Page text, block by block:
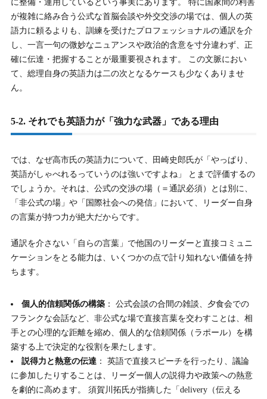
に整備・運用しているという事実にあります。 特に国家間の利害
が複雑に絡み合う公式な首脳会談や外交交渉の場では、個人の英
語力に頼るよりも、訓練を受けたプロフェッショナルの通訳を介
し、一言一句の微妙なニュアンスや政治的含意を寸分違わず、正
確に伝達・把握することが最重要視されます。 この文脈におい
て、総理自身の英語力は二の次となるケースも少なくありませ
ん。
5-2. それでも英語力が「強力な武器」である理由
では、なぜ高市氏の英語力について、田崎史郎氏が「やっぱり、
英語がしゃべれるっていうのは強いですよね」 とまで評価するの
でしょうか。それは、公式の交渉の場（＝通訳必須）とは別に、
「非公式の場」や「国際社会への発信」において、リーダー自身
の言葉が持つ力が絶大だからです。
通訳を介さない「自らの言葉」で他国のリーダーと直接コミュニ
ケーションをとる能力は、いくつかの点で計り知れない価値を持
ちます。
個人的信頼関係の構築 ： 公式会談の合間の雑談、夕食会での
フランクな会話など、非公式な場で直接言葉を交わすことは、相
手との心理的な距離を縮め、個人的な信頼関係（ラポール）を構
築する上で決定的な役割を果たします。
説得力と熱意の伝達 ： 英語で直接スピーチを行ったり、議論
に参加したりすることは、リーダー個人の説得力や政策への熱意
を劇的に高めます。 須賀川拓氏が指摘した「delivery（伝える